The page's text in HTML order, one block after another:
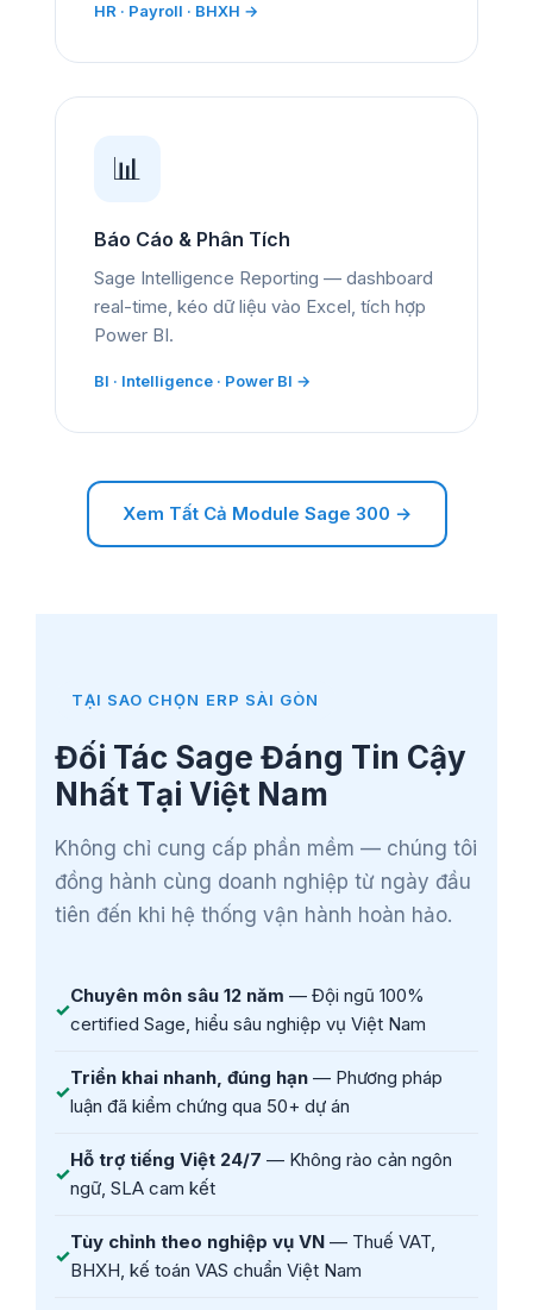
HR · Payroll · BHXH →
📊
Báo Cáo & Phân Tích
Sage Intelligence Reporting — dashboard
real-time, kéo dữ liệu vào Excel, tích hợp
Power BI.
BI · Intelligence · Power BI →
Xem Tất Cả Module Sage 300 →
TẠI SAO CHỌN ERP SÀI GÒN
Đối Tác Sage Đáng Tin Cậy
Nhất Tại Việt Nam
Không chỉ cung cấp phần mềm — chúng tôi
đồng hành cùng doanh nghiệp từ ngày đầu
tiên đến khi hệ thống vận hành hoàn hảo.
Chuyên môn sâu 12 năm — Đội ngũ 100%
certified Sage, hiểu sâu nghiệp vụ Việt Nam
Triển khai nhanh, đúng hạn — Phương pháp
luận đã kiểm chứng qua 50+ dự án
Hỗ trợ tiếng Việt 24/7 — Không rào cản ngôn
ngữ, SLA cam kết
Tùy chỉnh theo nghiệp vụ VN — Thuế VAT,
BHXH, kế toán VAS chuẩn Việt Nam